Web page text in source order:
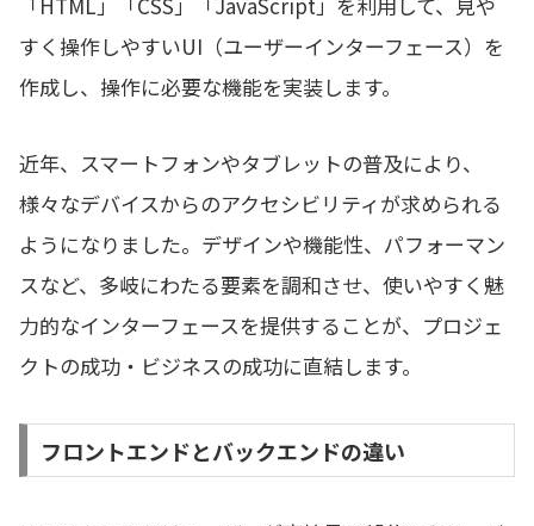
すく操作しやすいUI（ユーザーインターフェース）を
作成し、操作に必要な機能を実装します。
近年、スマートフォンやタブレットの普及により、
様々なデバイスからのアクセシビリティが求められる
ようになりました。デザインや機能性、パフォーマン
スなど、多岐にわたる要素を調和させ、使いやすく魅
力的なインターフェースを提供することが、プロジェ
クトの成功・ビジネスの成功に直結します。
フロントエンドとバックエンドの違い